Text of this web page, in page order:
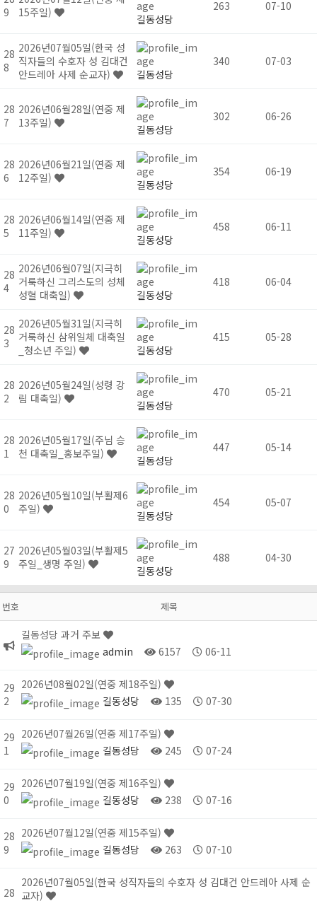
9
15주일)
길동성당
263 07-10
28
8
2026년07월05일(한국 성
직자들의 수호자 성 김대건
안드레아 사제 순교자)
길동성당
340 07-03
28
7
2026년06월28일(연중 제
13주일)
길동성당
302 06-26
28
6
2026년06월21일(연중 제
12주일)
길동성당
354 06-19
28
5
2026년06월14일(연중 제
11주일)
길동성당
458 06-11
28
4
2026년06월07일(지극히
거룩하신 그리스도의 성체
성혈 대축일)
길동성당
418 06-04
28
3
2026년05월31일(지극히
거룩하신 삼위일체 대축일
_청소년 주일)
길동성당
415 05-28
28
2
2026년05월24일(성령 강
림 대축일)
길동성당
470 05-21
28
1
2026년05월17일(주님 승
천 대축일_홍보주일)
길동성당
447 05-14
28
0
2026년05월10일(부활제6
주일)
길동성당
454 05-07
27
9
2026년05월03일(부활제5
주일_생명 주일)
길동성당
488 04-30
번호 제목
길동성당 과거 주보
admin
6157 06-11
29
2
2026년08월02일(연중 제18주일)
길동성당
135 07-30
29
1
2026년07월26일(연중 제17주일)
길동성당
245 07-24
29
0
2026년07월19일(연중 제16주일)
길동성당
238 07-16
28
9
2026년07월12일(연중 제15주일)
길동성당
263 07-10
28
2026년07월05일(한국 성직자들의 수호자 성 김대건 안드레아 사제 순
교자)